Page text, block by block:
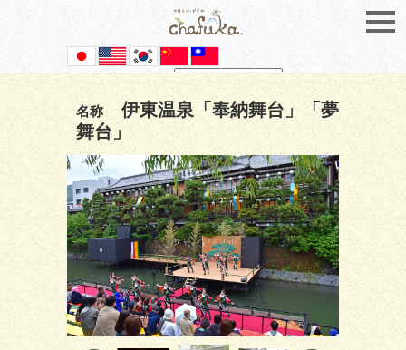
Powered by Translate
名称
伊東温泉「奉納舞台」「夢
舞台」